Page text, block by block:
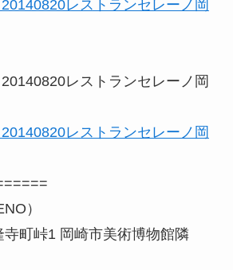
）
町峠1 岡崎市美術博物館隣